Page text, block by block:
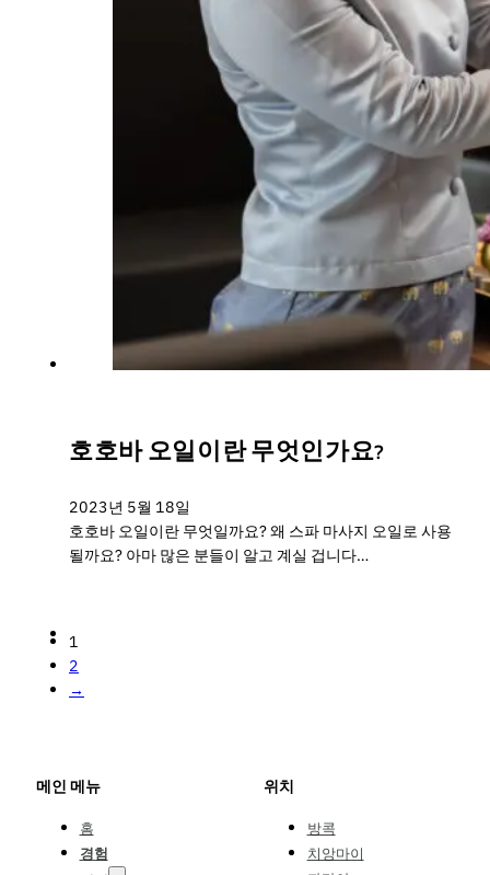
호호바 오일이란 무엇인가요?
2023년 5월 18일
호호바 오일이란 무엇일까요? 왜 스파 마사지 오일로 사용
될까요? 아마 많은 분들이 알고 계실 겁니다…
1
2
→
메인 메뉴
홈
경험
위치
방콕
치앙마이